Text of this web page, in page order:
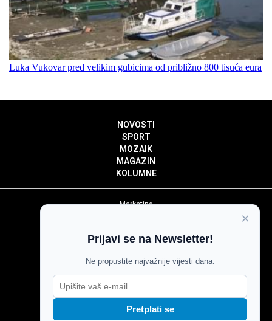
Luka Vukovar pred velikim gubicima od približno 800 tisuća eura
NOVOSTI
SPORT
MOZAIK
MAGAZIN
KOLUMNE
Marketing
Impressum
Pravila komentiranja
Agroglas
×
Prijavi se na Newsletter!
Ne propustite najvažnije vijesti dana.
Pretplati se